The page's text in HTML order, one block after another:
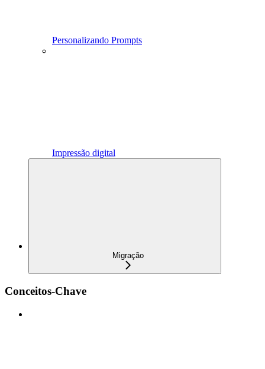
Personalizando Prompts
Impressão digital
Migração
Conceitos-Chave